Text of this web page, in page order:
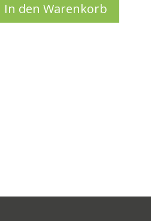
In den Warenkorb